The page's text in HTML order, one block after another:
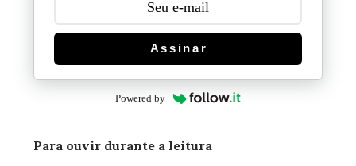
Assinar
Powered by
Para ouvir durante a leitura